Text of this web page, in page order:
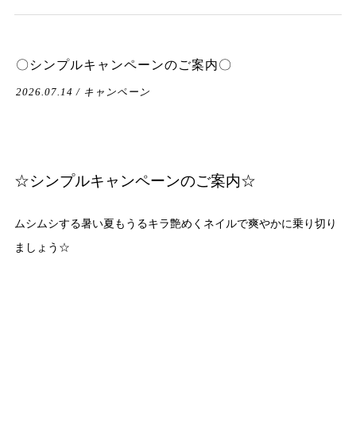
〇シンプルキャンペーンのご案内〇
2026.07.14 / キャンペーン
☆シンプルキャンペーンのご案内☆
ムシムシする暑い夏もうるキラ艶めくネイルで爽やかに乗り切り
ましょう☆